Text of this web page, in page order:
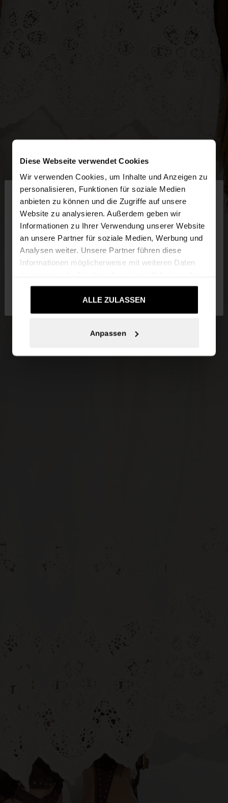
Diese Webseite verwendet Cookies
Wir verwenden Cookies, um Inhalte und Anzeigen zu
personalisieren, Funktionen für soziale Medien
anbieten zu können und die Zugriffe auf unsere
Website zu analysieren. Außerdem geben wir
Informationen zu Ihrer Verwendung unserer Website
an unsere Partner für soziale Medien, Werbung und
Analysen weiter. Unsere Partner führen diese
Informationen möglicherweise mit weiteren Daten
die sie im Rahmen Ihrer Nutzung der Dienste
gesammelt haben.ALLE ZULASSEN
Anpassen
hallo
Sie greifen von Schweiz auf die Website zu.
Möchten Sie unsere United States Website
Ja, bringen Sie mich zu
United States